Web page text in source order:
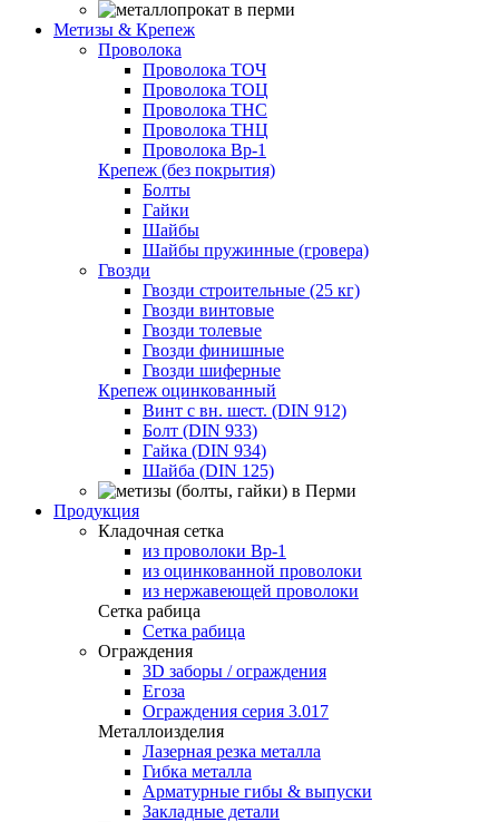
Метизы & Крепеж
Проволока
Проволока ТОЧ
Проволока ТОЦ
Проволока ТНС
Проволока ТНЦ
Проволока Вр-1
Крепеж (без покрытия)
Болты
Гайки
Шайбы
Шайбы пружинные (гровера)
Гвозди
Гвозди строительные (25 кг)
Гвозди винтовые
Гвозди толевые
Гвозди финишные
Гвозди шиферные
Крепеж оцинкованный
Винт с вн. шест. (DIN 912)
Болт (DIN 933)
Гайка (DIN 934)
Шайба (DIN 125)
Продукция
Кладочная сетка
из проволоки Вр-1
из оцинкованной проволоки
из нержавеющей проволоки
Сетка рабица
Сетка рабица
Ограждения
3D заборы / ограждения
Егоза
Ограждения серия 3.017
Металлоизделия
Лазерная резка металла
Гибка металла
Арматурные гибы & выпуски
Закладные детали